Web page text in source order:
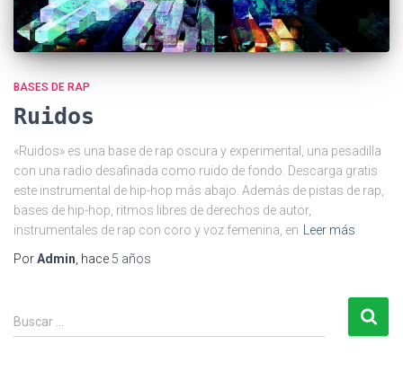
BASES DE RAP
Ruidos
«Ruidos» es una base de rap oscura y experimental, una pesadilla
con una radio desafinada como ruido de fondo. Descarga gratis
este instrumental de hip-hop más abajo. Además de pistas de rap,
bases de hip-hop, ritmos libres de derechos de autor,
instrumentales de rap con coro y voz femenina, en
Leer más
PorAdmin , hace 5 años
u
Buscar …